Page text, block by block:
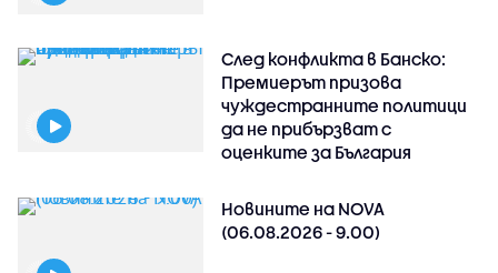
След конфликта в Банско:
Премиерът призова
чуждестранните политици
да не прибързват с
оценките за България
Новините на NOVA
(06.08.2026 - 9.00)